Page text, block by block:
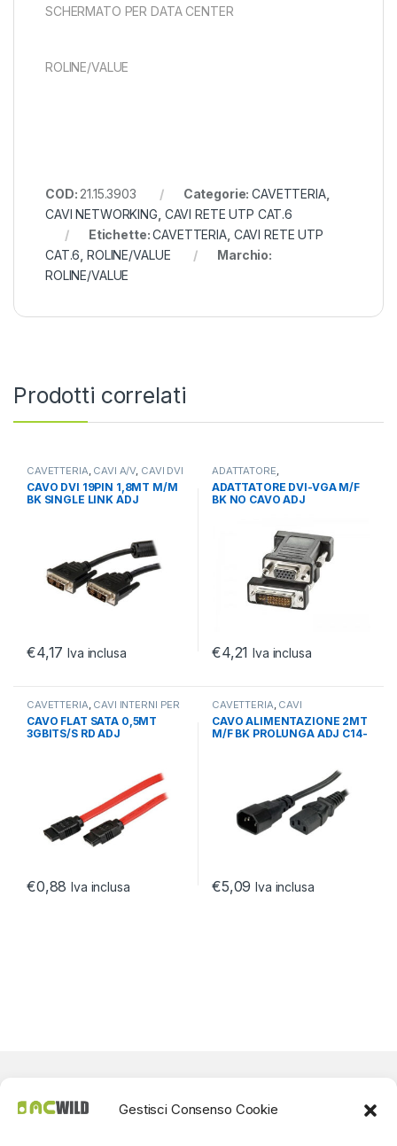
Gestisci Consenso Cookie
SCHERMATO PER DATA CENTER
ROLINE/VALUE
COD: 21.15.3903 Categorie:CAVETTERIA,
CAVI NETWORKING CAVI RETE UTP CAT.6
Etichette:CAVETTERIA, CAVI RETE UTP
CAT.6 ,ROLINE/VALUE
Marchio:
ROLINE/VALUE
Prodotti correlati
CAVETTERIA, CAVI A/V, CAVI DVI
CAVO DVI 19PIN 1,8MT M/M
BK SINGLE LINK ADJ
€4,17 Iva inclusa
ADATTATORE,
ADATTATORI/COVERTITORI ,
CAVETTERIA
ADATTATORE DVI-VGA M/F
BK NO CAVO ADJ
€4,21 Iva inclusa
CAVETTERIA, CAVI INTERNI PER
PC, CAVI PC E PERIFERICHE
CAVO FLAT SATA 0,5MT
3GBITS/S RD ADJ
€0,88 Iva inclusa
CAVETTERIA, CAVI
ALIMENTAZIONE,CAVI PC E
PERIFERICHE
CAVO ALIMENTAZIONE 2MT
M/F BK PROLUNGA ADJ C14-
€5,09 Iva inclusa